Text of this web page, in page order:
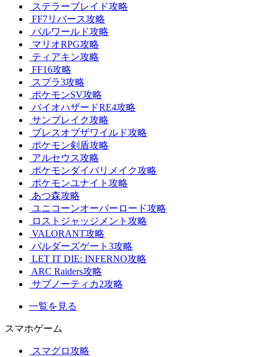
ステラーブレイド攻略
FF7リバース攻略
パルワールド攻略
マリオRPG攻略
ティアキン攻略
FF16攻略
スプラ3攻略
ポケモンSV攻略
バイオハザードRE4攻略
サンブレイク攻略
ブレスオブザワイルド攻略
ポケモン剣盾攻略
アルセウス攻略
ポケモンダイパリメイク攻略
ポケモンユナイト攻略
あつ森攻略
ユニコーンオーバーロード攻略
ロストジャッジメント攻略
VALORANT攻略
バルダーズゲート3攻略
LET IT DIE: INFERNO攻略
ARC Raiders攻略
サブノーティカ2攻略
一覧を見る
スマホゲーム
スマグロ攻略